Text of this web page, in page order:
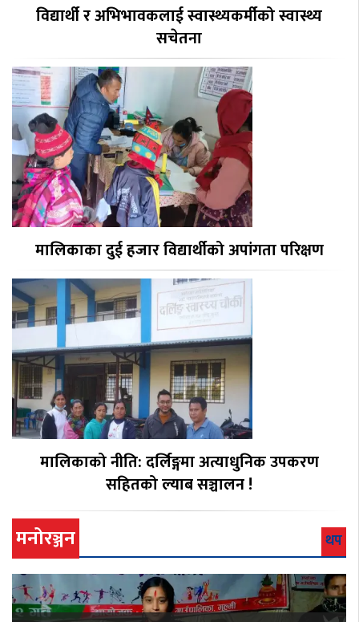
विद्यार्थी र अभिभावकलाई स्वास्थ्यकर्मीको स्वास्थ्य
सचेतना
मालिकाका दुई हजार विद्यार्थीको अपांगता परिक्षण
मालिकाको नीति: दर्लिङ्गमा अत्याधुनिक उपकरण
सहितको ल्याब सञ्चालन !
मनोरञ्जन थप